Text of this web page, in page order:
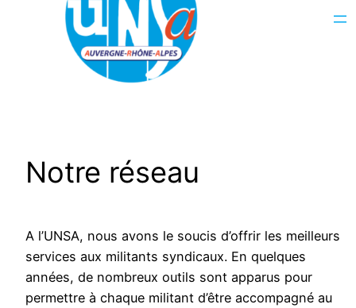
Notre réseau
A l’UNSA, nous avons le soucis d’offrir les meilleurs
services aux militants syndicaux. En quelques
années, de nombreux outils sont apparus pour
permettre à chaque militant d’être accompagné au